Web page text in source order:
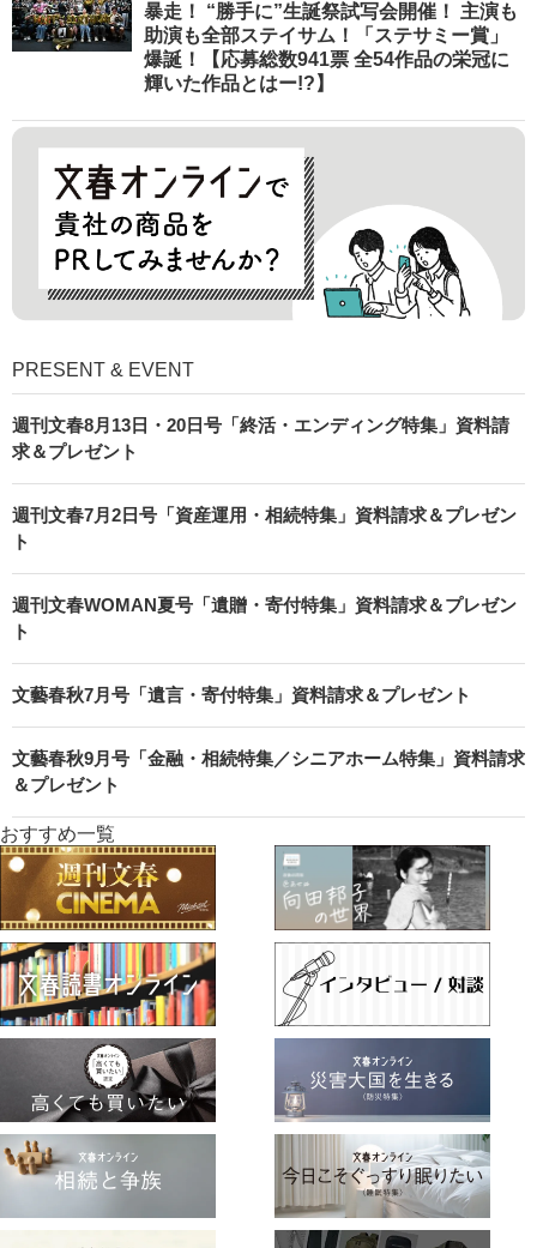
暴走！ “勝手に”生誕祭試写会開催！ 主演も
助演も全部ステイサム！「ステサミー賞」
爆誕！【応募総数941票 全54作品の栄冠に
輝いた作品とはー!?】
PRESENT & EVENT
週刊文春8月13日・20日号「終活・エンディング特集」資料請
求＆プレゼント
週刊文春7月2日号「資産運用・相続特集」資料請求＆プレゼン
ト
週刊文春WOMAN夏号「遺贈・寄付特集」資料請求＆プレゼン
ト
文藝春秋7月号「遺言・寄付特集」資料請求＆プレゼント
文藝春秋9月号「金融・相続特集／シニアホーム特集」資料請求
＆プレゼント
おすすめ一覧